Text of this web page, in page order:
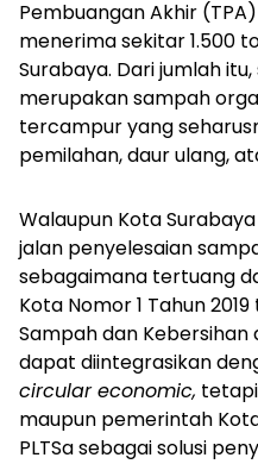
Pembuangan Akhir
menerima sekitar 1.500
Surabaya. Dari jumlah
merupakan sampah
tercampur yang
pemilahan, daur ulang,
Walaupun Kota
jalan penyelesaian
sebagaimana tertuang
Kota Nomor 1 Tahun
Sampah dan Kebersihan
dapat diintegrasikan
circular economic,
maupun pemerintah
PLTSa sebagai solusi